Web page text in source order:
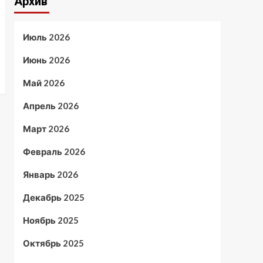
Июль 2026
Июнь 2026
Май 2026
Апрель 2026
Март 2026
Февраль 2026
Январь 2026
Декабрь 2025
Ноябрь 2025
Октябрь 2025